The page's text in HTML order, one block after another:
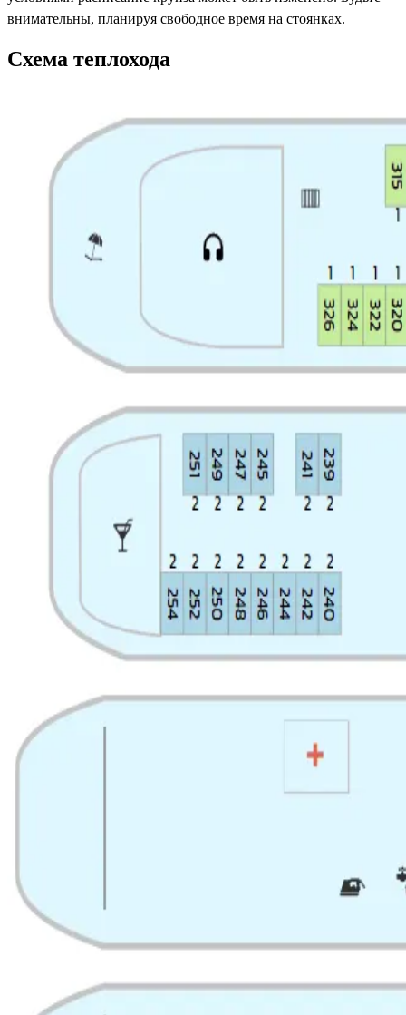
внимательны, планируя свободное время на стоянках.
Схема теплохода